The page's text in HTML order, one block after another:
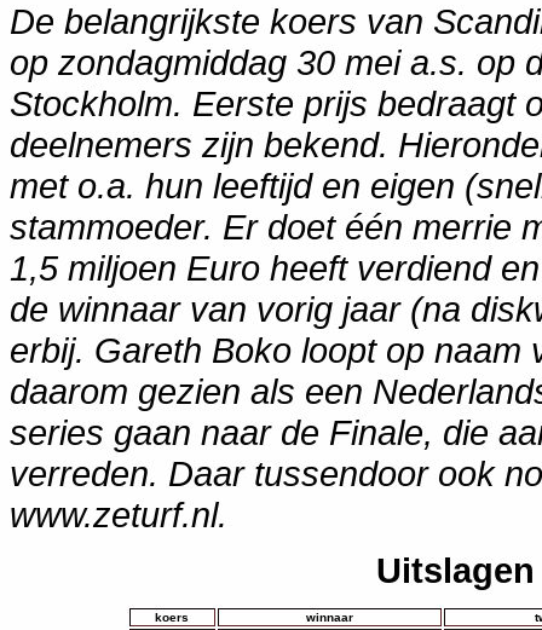
De belangrijkste koers van
op zondagmiddag 30 mei a.s. op
Stockholm. Eerste prijs bedraagt
deelnemers zijn bekend.
met o.a. hun leeftijd en eigen
stammoeder. Er doet één merrie
1,5 miljoen Euro heeft verdiend
de winnaar van vorig jaar (na
erbij. Gareth Boko loopt op naam
daarom gezien als een
series gaan naar de Finale, die
verreden. Daar tussendoor ook
www.zeturf.nl.
koers winnaar